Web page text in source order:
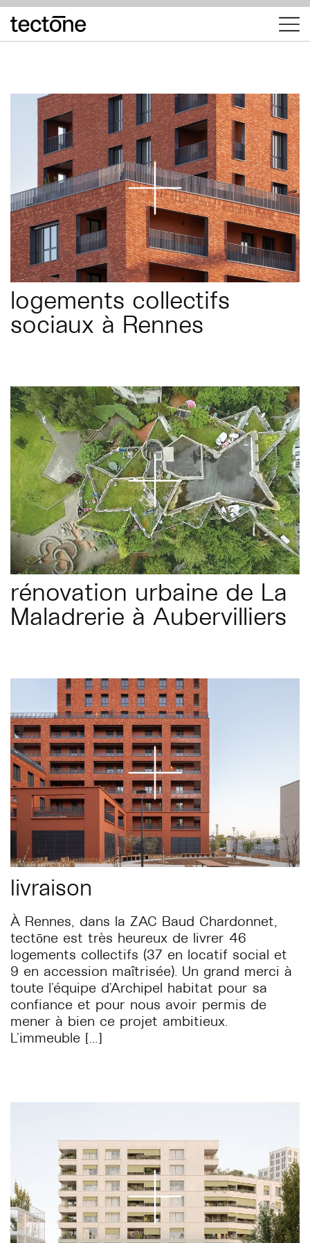
tectōne
logements collectifs
sociaux à Rennes
rénovation urbaine de La
Maladrerie à Aubervilliers
livraison
À Rennes, dans la ZAC Baud Chardonnet,
tectōne est très heureux de livrer 46
logements collectifs (37 en locatif social et
9 en accession maîtrisée). Un grand merci à
toute l’équipe d’Archipel habitat pour sa
confiance et pour nous avoir permis de
mener à bien ce projet ambitieux.
L’immeuble […]